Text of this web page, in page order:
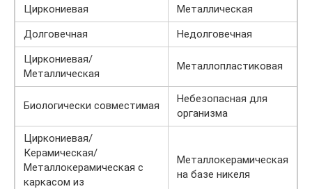
Циркониевая
Металлическая
Долговечная
Недолговечная
Циркониевая/
Металлическая
Металлопластиковая
Биологически совместимая
Небезопасная для
организма
Циркониевая/
Керамическая/
Металлокерамическая с
каркасом из
Металлокерамическая
на базе никеля